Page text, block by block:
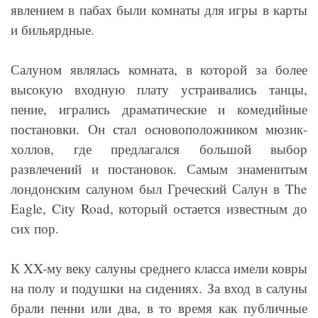
явлением в пабах были комнаты для игры в карты
и бильярдные.
Салуном являлась комната, в которой за более
высокую входную плату устраивались танцы,
пение, игрались драматические и комедийные
постановки. Он стал основоположником мюзик-
холлов, где предлагался большой выбор
развлечений и постановок. Самым знаменитым
лондонским салуном был Греческий Салун в The
Eagle, City Road, который остается известным до
сих пор.
К XX-му веку салуны среднего класса имели ковры
на полу и подушки на сидениях. За вход в салуны
брали пенни или два, в то время как публичные